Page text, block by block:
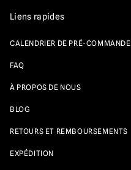
Liens rapides
CALENDRIER DE PRÉ-COMMANDE
FAQ
À PROPOS DE NOUS
BLOG
RETOURS ET REMBOURSEMENTS
EXPÉDITION